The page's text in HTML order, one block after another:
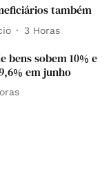
também
3 Horas
bens sobem 10% e
em junho